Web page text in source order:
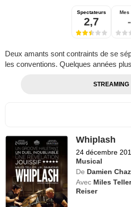
Spectateurs
2,7
Mes
Deux amants sont contraints de se
les conventions. Quelques années
STREAMING
Whiplash
24 décembre
Musical
De Damien
Avec Miles
Reiser